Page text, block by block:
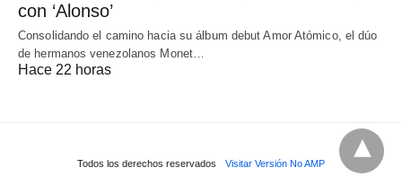
con ‘Alonso’
Consolidando el camino hacia su álbum debut Amor Atómico, el dúo
de hermanos venezolanos Monet…
Hace 22 horas
Todos los derechos reservados Visitar Versión No AMP